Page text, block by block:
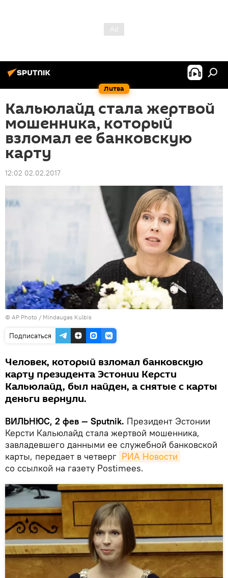
Литва
Кальюлайд стала жертвой
мошенника, который
взломал ее банковскую
карту
12:02 02.02.2017
© AP Photo / Mindaugas Kulbis
Подписаться
Человек, который взломал банковскую
карту президента Эстонии Керсти
Кальюлайд, был найден, а снятые с карты
деньги вернули.
ВИЛЬНЮС, 2 фев — Sputnik. Президент Эстонии
Керсти Кальюлайд стала жертвой мошенника,
завладевшего данными ее служебной банковской
карты, передает в четверг РИА Новости
со ссылкой на газету Postimees.